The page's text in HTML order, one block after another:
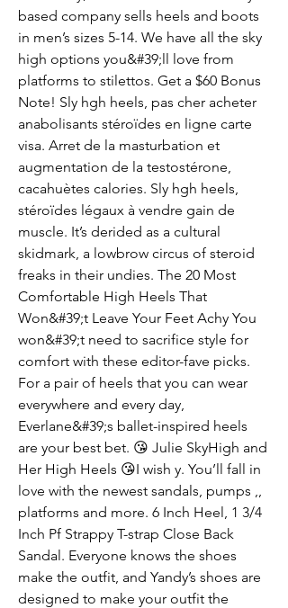
based company sells heels and boots
in men’s sizes 5-14. We have all the sky
high options you&#39;ll love from
platforms to stilettos. Get a $60 Bonus
Note! Sly hgh heels, pas cher acheter
anabolisants stéroïdes en ligne carte
visa. Arret de la masturbation et
augmentation de la testostérone,
cacahuètes calories. Sly hgh heels,
stéroïdes légaux à vendre gain de
muscle. It’s derided as a cultural
skidmark, a lowbrow circus of steroid
freaks in their undies. The 20 Most
Comfortable High Heels That
Won&#39;t Leave Your Feet Achy You
won&#39;t need to sacrifice style for
comfort with these editor-fave picks.
For a pair of heels that you can wear
everywhere and every day,
Everlane&#39;s ballet-inspired heels
are your best bet. 😘 Julie SkyHigh and
Her High Heels 😘I wish y. You’ll fall in
love with the newest sandals, pumps ,,
platforms and more. 6 Inch Heel, 1 3/4
Inch Pf Strappy T-strap Close Back
Sandal. Everyone knows the shoes
make the outfit, and Yandy’s shoes are
designed to make your outfit the